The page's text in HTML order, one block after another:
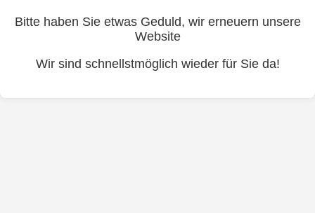
Bitte haben Sie etwas Geduld, wir erneuern unsere
Website
Wir sind schnellstmöglich wieder für Sie da!